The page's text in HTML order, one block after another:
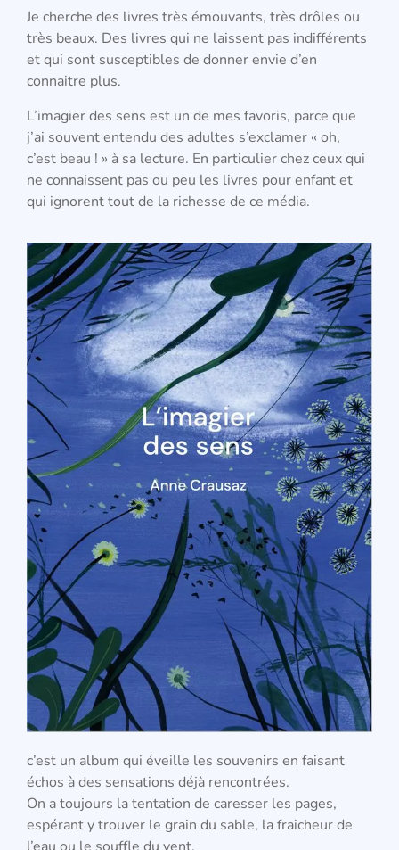
Je cherche des livres très émouvants, très drôles ou
très beaux. Des livres qui ne laissent pas indifférents
et qui sont susceptibles de donner envie d’en
connaitre plus.
L’imagier des sens est un de mes favoris, parce que
j’ai souvent entendu des adultes s’exclamer « oh,
c’est beau ! » à sa lecture. En particulier chez ceux qui
ne connaissent pas ou peu les livres pour enfant et
qui ignorent tout de la richesse de ce média.
c’est un album qui éveille les souvenirs en faisant
échos à des sensations déjà rencontrées.
On a toujours la tentation de caresser les pages,
espérant y trouver le grain du sable, la fraicheur de